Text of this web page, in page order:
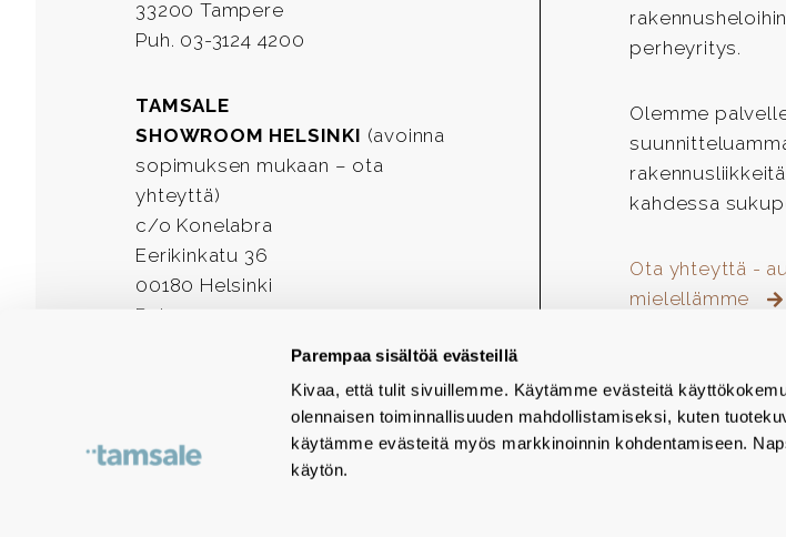
Parempaa sisältöä evästeillä
Kivaa, että tulit sivuillemme. Käytämme evästeitä
olennaisen toiminnallisuuden mahdollistamiseksi, kuten
käytämme evästeitä myös markkinoinnin kohdentamiseen.
käytön.
33200 Tampere
Puh. 03-3124 4200
TAMSALE
SHOWROOM HELSINKI (avoinna
sopimuksen mukaan – ota
yhteyttä)
c/o Konelabra
Eerikinkatu 36
00180 Helsinki
Puh. 03-3124 4200
Instagram
perheyritys.
Olemme
kahdessa
Ota yhteyttä -
mielellämme